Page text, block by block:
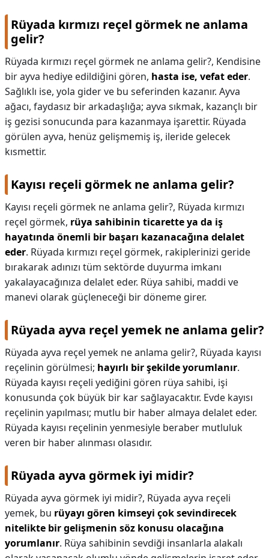
Rüyada kırmızı reçel görmek ne anlama
gelir?
Rüyada kırmızı reçel görmek ne anlama gelir?, Kendisine
bir ayva hediye edildiğini gören, hasta ise, vefat eder.
Sağlıklı ise, yola gider ve bu seferinden kazanır. Ayva
ağacı, faydasız bir arkadaşlığa; ayva sıkmak, kazançlı bir
iş gezisi sonucunda para kazanmaya işarettir. Rüyada
görülen ayva, henüz gelişmemiş iş, ileride gelecek
kısmettir.
Kayısı reçeli görmek ne anlama gelir?
Kayısı reçeli görmek ne anlama gelir?, Rüyada kırmızı
reçel görmek, rüya sahibinin ticarette ya da iş
hayatında önemli bir başarı kazanacağına delalet
eder. Rüyada kırmızı reçel görmek, rakiplerinizi geride
bırakarak adınızı tüm sektörde duyurma imkanı
yakalayacağınıza delalet eder. Rüya sahibi, maddi ve
manevi olarak güçleneceği bir döneme girer.
Rüyada ayva reçel yemek ne anlama gelir?
Rüyada ayva reçel yemek ne anlama gelir?, Rüyada kayısı
reçelinin görülmesi; hayırlı bir şekilde yorumlanır.
Rüyada kayısı reçeli yediğini gören rüya sahibi, işi
konusunda çok büyük bir kar sağlayacaktır. Evde kayısı
reçelinin yapılması; mutlu bir haber almaya delalet eder.
Rüyada kayısı reçelinin yenmesiyle beraber mutluluk
veren bir haber alınması olasıdır.
Rüyada ayva görmek iyi midir?
Rüyada ayva görmek iyi midir?, Rüyada ayva reçeli
yemek, bu rüyayı gören kimseyi çok sevindirecek
nitelikte bir gelişmenin söz konusu olacağına
yorumlanır. Rüya sahibinin sevdiği insanlarla alakalı